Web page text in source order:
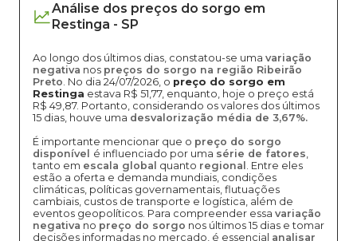
Análise dos preços do sorgo em
Restinga - SP
Ao longo dos últimos dias, constatou-se uma variação
negativa nos preços do sorgo na região Ribeirão
Preto. No dia 24/07/2026, o preço do sorgo em
Restinga estava R$ 51,77, enquanto, hoje o preço está
R$ 49,87. Portanto, considerando os valores dos últimos
15 dias, houve uma desvalorização média de 3,67%.
É importante mencionar que o preço do sorgo
disponível é influenciado por uma série de fatores,
tanto em escala global quanto regional . Entre eles
estão a oferta e demanda mundiais, condições
climáticas, políticas governamentais, flutuações
cambiais, custos de transporte e logística, além de
eventos geopolíticos. Para compreender essa variação
negativa no preço do sorgo nos últimos 15 dias e tomar
decisões informadas no mercado, é essencial analisar